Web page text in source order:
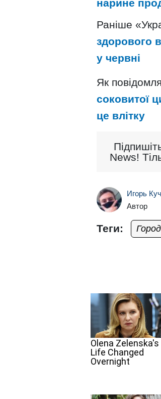
нарине
Раніше
здорового
у червні
Як
соковитої
це влітку
News!
Игорь
Автор
Теги: Город